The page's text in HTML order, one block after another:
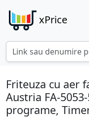
xPrice
Friteuza cu aer
Austria FA-
programe,